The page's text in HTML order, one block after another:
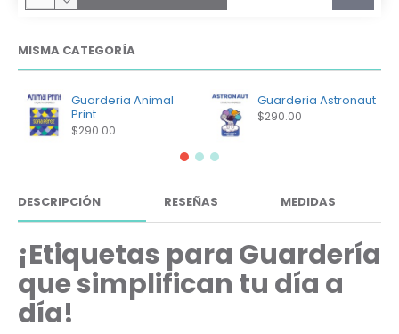
MISMA CATEGORÍA
Guarderia Animal
Print
$290.00
Guarderia Astronaut
$290.00
DESCRIPCIÓN RESEÑAS MEDIDAS
¡Etiquetas para Guardería
que simplifican tu día a
día!